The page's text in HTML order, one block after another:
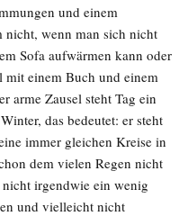
und einem
nicht, wenn man sich nicht
Sofa aufwärmen kann oder
mit einem Buch und einem
arme Zausel steht Tag ein
das bedeutet: er steht
immer gleichen Kreise in
dem vielen Regen nicht
irgendwie ein wenig
und vielleicht nicht